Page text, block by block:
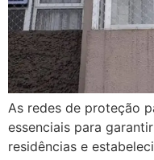
As redes de proteção
essenciais para
residências e